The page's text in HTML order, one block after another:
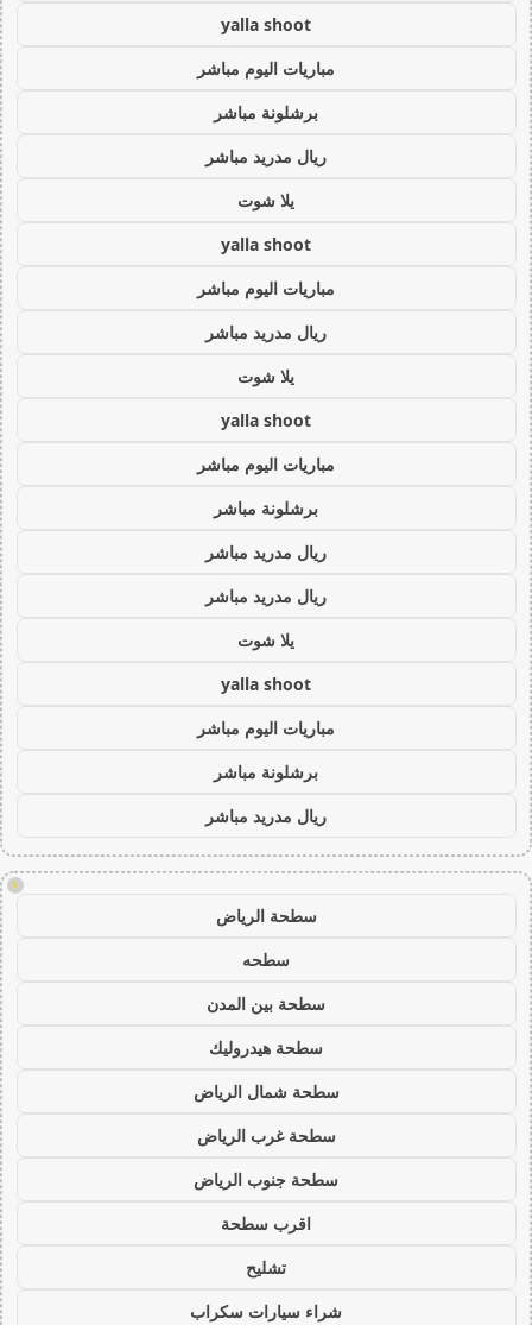
yalla shoot
مباريات اليوم مباشر
برشلونة مباشر
ريال مدريد مباشر
يلا شوت
yalla shoot
مباريات اليوم مباشر
ريال مدريد مباشر
يلا شوت
yalla shoot
مباريات اليوم مباشر
برشلونة مباشر
ريال مدريد مباشر
ريال مدريد مباشر
يلا شوت
yalla shoot
مباريات اليوم مباشر
برشلونة مباشر
ريال مدريد مباشر
!
سطحة الرياض
سطحه
سطحة بين المدن
سطحة هيدروليك
سطحة شمال الرياض
سطحة غرب الرياض
سطحة جنوب الرياض
اقرب سطحة
تشليح
شراء سيارات سكراب